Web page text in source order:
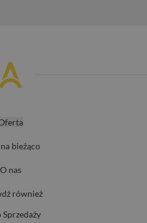
bieżąco
O nas
również